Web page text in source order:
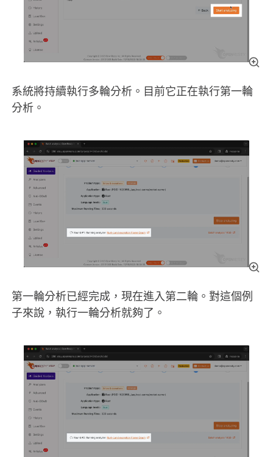
系統將持續執行多輪分析。目前它正在執行第一輪
分析。
第一輪分析已經完成，現在進入第二輪。對這個例
子來說，執行一輪分析就夠了。